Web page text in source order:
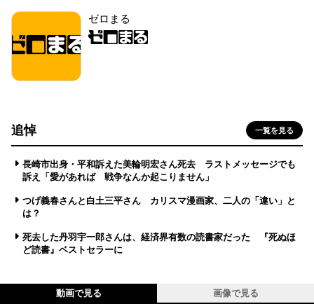
ゼロまる
追悼 一覧を見る
長崎市出身・平和訴えた美輪明宏さん死去 ラストメッセージでも
訴え「愛があれば 戦争なんか起こりません」
つげ義春さんと白土三平さん カリスマ漫画家、二人の「違い」と
は？
死去した丹羽宇一郎さんは、経済界有数の読書家だった 『死ぬほ
ど読書』ベストセラーに
動画で見る 画像で見る